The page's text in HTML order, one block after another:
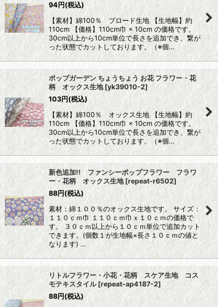
94円(税込)
【素材】綿100％ ブロード生地 【生地幅】約
110cm 【価格】110cm巾 × 10cm の価格です。
30cm以上から10cm単位で長さを追加でき、繋が
った状態でカットしております。（※個…
ポップガーデン ちょうちょう お花 フラワー・花
柄 オックス生地[yk39010-2]
103円(税込)
【素材】綿100％ オックス生地 【生地幅】約
110cm 【価格】110cm巾 × 10cm の価格です。
30cm以上から10cm単位で長さを追加でき、繋が
った状態でカットしております。（※個…
新色追加!! ファンシーポップフラワー フラワ
ー・花柄 オックス生地[repeat-r6502]
88円(税込)
素材：綿１００％のオックス生地です。 サイズ：
１１０ｃｍ巾 １１０ｃｍ巾ｘ１０ｃｍの価格で
す。 ３０ｃｍ以上から１０ｃｍ単位で追加カット
できます。(個数１が生地幅×長さ１０ｃｍの値と
なります) …
リトルフラワー・小花・花柄 スケア生地 コス
モテキスタイル[repeat-ap4187-2]
88円(税込)